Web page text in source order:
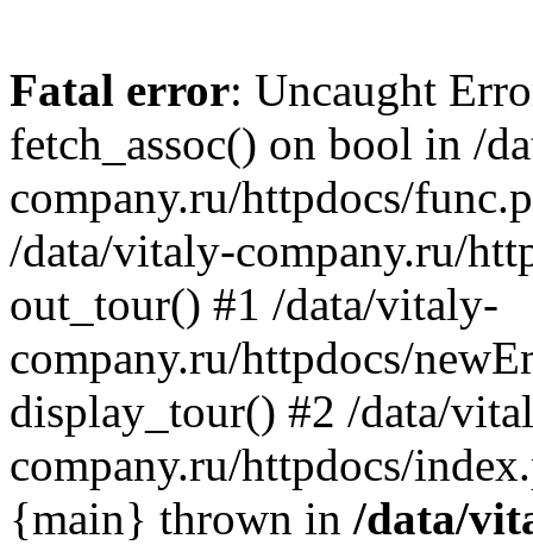
Fatal error: Uncaught
fetch_assoc() on bool in /
company.ru/httpdocs/
/data/vitaly-company.ru/
out_tour() #1 /data/vitaly-
company.ru/httpdocs/
display_tour() #2 /data/
company.ru/httpdocs/
{main} thrown in /data/